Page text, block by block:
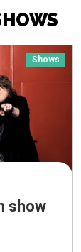
Shows
show